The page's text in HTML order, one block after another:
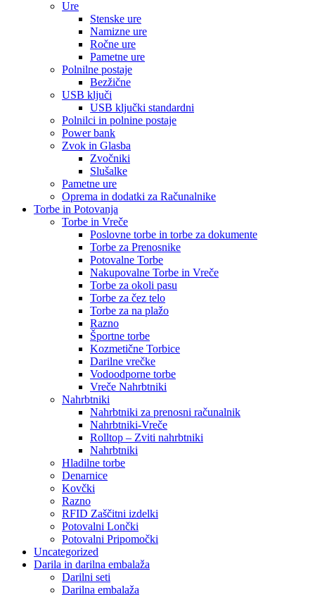
Ure
Stenske ure
Namizne ure
Ročne ure
Pametne ure
Polnilne postaje
Bezžične
USB ključi
USB ključki standardni
Polnilci in polnine postaje
Power bank
Zvok in Glasba
Zvočniki
Slušalke
Pametne ure
Oprema in dodatki za Računalnike
Torbe in Potovanja
Torbe in Vreče
Poslovne torbe in torbe za dokumente
Torbe za Prenosnike
Potovalne Torbe
Nakupovalne Torbe in Vreče
Torbe za okoli pasu
Torbe za čez telo
Torbe za na plažo
Razno
Športne torbe
Kozmetične Torbice
Darilne vrečke
Vodoodporne torbe
Vreče Nahrbtniki
Nahrbtniki
Nahrbtniki za prenosni računalnik
Nahrbtniki-Vreče
Rolltop – Zviti nahrbtniki
Nahrbtniki
Hladilne torbe
Denarnice
Kovčki
Razno
RFID Zaščitni izdelki
Potovalni Lončki
Potovalni Pripomočki
Uncategorized
Darila in darilna embalaža
Darilni seti
Darilna embalaža